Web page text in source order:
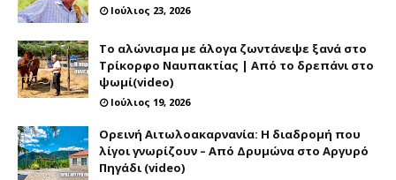
Ιούλιος 23, 2026
Το αλώνισμα με άλογα ζωντάνεψε ξανά στο
Τρίκορφο Ναυπακτίας | Από το δρεπάνι στο
ψωμί(video)
Ιούλιος 19, 2026
Ορεινή Αιτωλοακαρνανία: Η διαδρομή που
λίγοι γνωρίζουν – Από Δρυμώνα στο Αργυρό
Πηγάδι (video)